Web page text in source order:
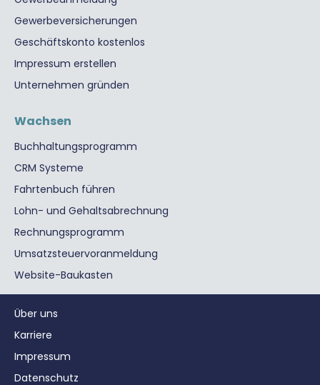
Gewerbeversicherungen
Geschäftskonto kostenlos
Impressum erstellen
Unternehmen gründen
Wachsen
Buchhaltungsprogramm
CRM Systeme
Fahrtenbuch führen
Lohn- und Gehaltsabrechnung
Rechnungsprogramm
Umsatzsteuervoranmeldung
Website-Baukasten
Über uns
Karriere
Impressum
Datenschutz